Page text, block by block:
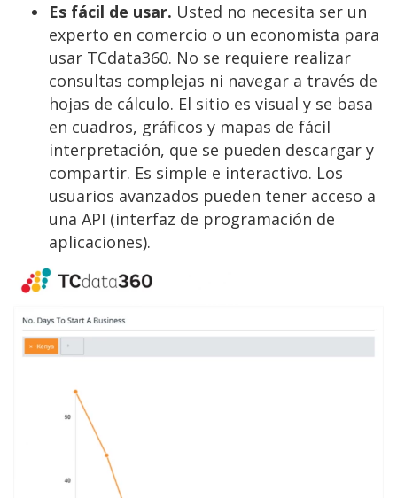
Es fácil de usar. Usted no necesita ser un
experto en comercio o un economista para
usar TCdata360. No se requiere realizar
consultas complejas ni navegar a través de
hojas de cálculo. El sitio es visual y se basa
en cuadros, gráficos y mapas de fácil
interpretación, que se pueden descargar y
compartir. Es simple e interactivo. Los
usuarios avanzados pueden tener acceso a
una API (interfaz de programación de
aplicaciones).